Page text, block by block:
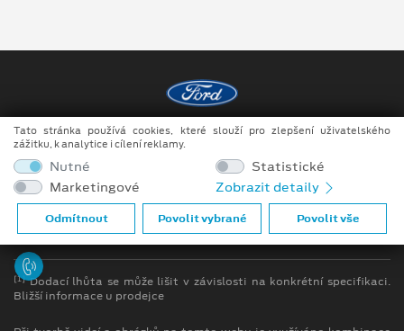
Copyright ©2026 Raeder & Falge s.r.o.
Obchodní podmínky
Prohlášení o zpracování údajů konečných zákazníků
[1]Dodací lhůta se může lišit v závislosti na konkrétní specifikaci.
Bližší informace u prodejce
Tato stránka používá cookies, které slouží pro zlepšení uživatelského
zážitku, k analytice i cílení reklamy.
Nutné
Statistické
Marketingové
Zobrazit detaily
Odmítnout Povolit vybrané Povolit vše